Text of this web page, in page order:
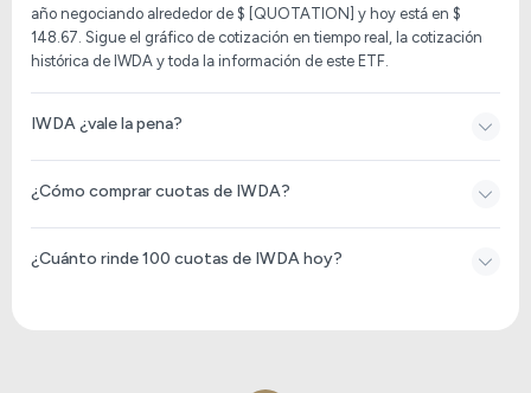
año negociando alrededor de $ [QUOTATION] y hoy está en $
148.67. Sigue el gráfico de cotización en tiempo real, la cotización
histórica de IWDA y toda la información de este ETF.
IWDA ¿vale la pena?
¿Cómo comprar cuotas de IWDA?
¿Cuánto rinde 100 cuotas de IWDA hoy?